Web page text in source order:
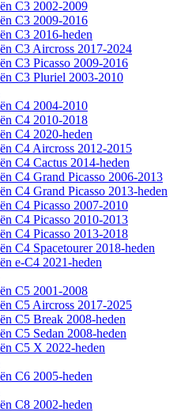
C3 2002-2009
C3 2009-2016
C3 2016-heden
C3 Aircross 2017-2024
C3 Picasso 2009-2016
C3 Pluriel 2003-2010
C4 2004-2010
C4 2010-2018
C4 2020-heden
C4 Aircross 2012-2015
C4 Cactus 2014-heden
C4 Grand Picasso 2006-2013
C4 Grand Picasso 2013-heden
C4 Picasso 2007-2010
C4 Picasso 2010-2013
C4 Picasso 2013-2018
C4 Spacetourer 2018-heden
e-C4 2021-heden
C5 2001-2008
C5 Aircross 2017-2025
C5 Break 2008-heden
C5 Sedan 2008-heden
C5 X 2022-heden
C6 2005-heden
C8 2002-heden